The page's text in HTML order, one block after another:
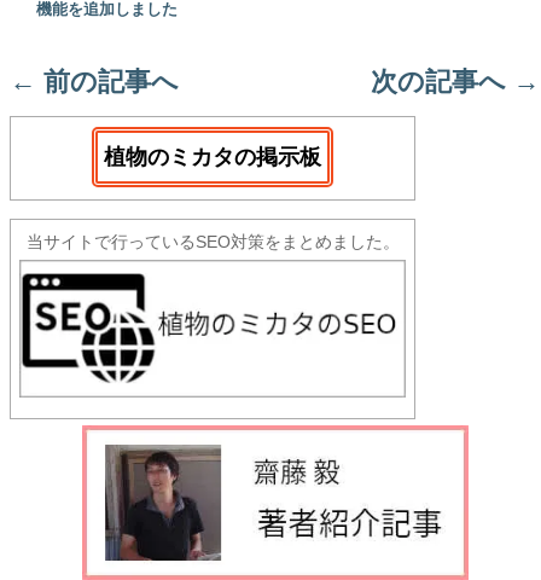
機能を追加しました
← 前の記事へ 次の記事へ →
植物のミカタの掲示板
当サイトで行っているSEO対策をまとめました。